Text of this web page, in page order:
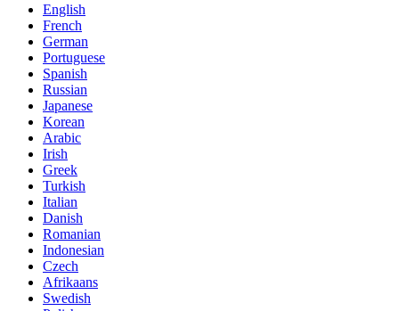
English
French
German
Portuguese
Spanish
Russian
Japanese
Korean
Arabic
Irish
Greek
Turkish
Italian
Danish
Romanian
Indonesian
Czech
Afrikaans
Swedish